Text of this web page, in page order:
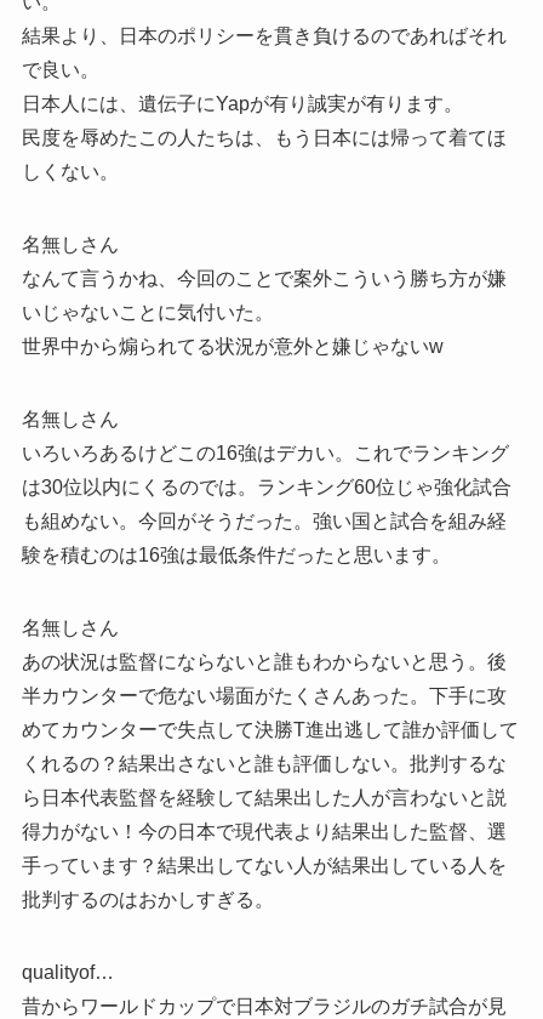
結果より、日本のポリシーを貫き負けるのであればそれ
で良い。
日本人には、遺伝子にYapが有り誠実が有ります。
民度を辱めたこの人たちは、もう日本には帰って着てほ
しくない。
名無しさん
なんて言うかね、今回のことで案外こういう勝ち方が嫌
いじゃないことに気付いた。
世界中から煽られてる状況が意外と嫌じゃないw
名無しさん
いろいろあるけどこの16強はデカい。これでランキング
は30位以内にくるのでは。ランキング60位じゃ強化試合
も組めない。今回がそうだった。強い国と試合を組み経
験を積むのは16強は最低条件だったと思います。
名無しさん
あの状況は監督にならないと誰もわからないと思う。後
半カウンターで危ない場面がたくさんあった。下手に攻
めてカウンターで失点して決勝T進出逃して誰か評価して
くれるの？結果出さないと誰も評価しない。批判するな
ら日本代表監督を経験して結果出した人が言わないと説
得力がない！今の日本で現代表より結果出した監督、選
手っています？結果出してない人が結果出している人を
批判するのはおかしすぎる。
qualityof…
昔からワールドカップで日本対ブラジルのガチ試合が見